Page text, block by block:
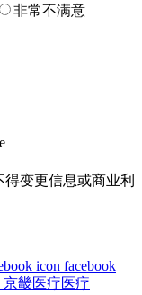
非常不满意
变更信息或商业利
facebook
京畿医疗医疗